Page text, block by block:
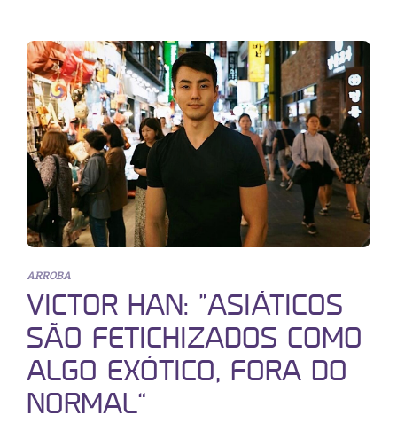
ARROBA
VICTOR HAN: “ASIÁTICOS
SÃO FETICHIZADOS COMO
ALGO EXÓTICO, FORA DO
NORMAL”